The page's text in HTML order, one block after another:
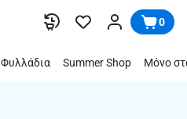
0
Φυλλάδια Summer Shop Μόνο